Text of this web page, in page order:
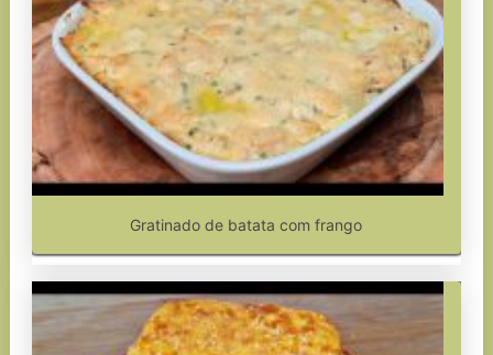
Gratinado de batata com frango